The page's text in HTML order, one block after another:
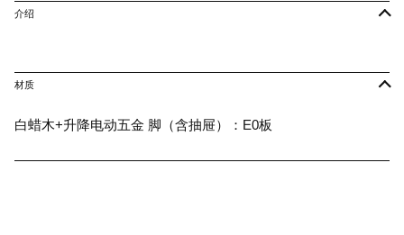
介绍
材质
白蜡木+升降电动五金 脚（含抽屉）：E0板